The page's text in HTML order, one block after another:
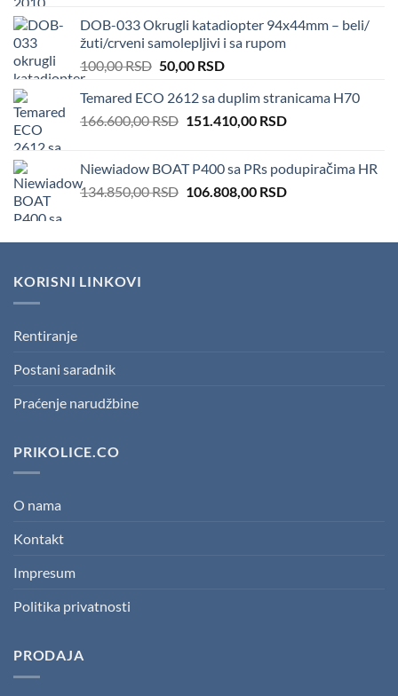
100.000,00 RSD.82.000,00 RSD.
DOB-033 Okrugli katadiopter 94x44mm – beli/
žuti/crveni samolepljivi i sa rupom
100,00RSD Original
was:
100,00 RSD.
50,00 RSDCurrent
is:
50,00 RSD.
Temared ECO 2612 sa duplim stranicama H70
166.600,00RSD Original
166.600,00 RSD.
151.410,00 RSDCurrent
151.410,00 RSD.
Niewiadow BOAT P400 sa PRs podupiračima HR
134.850,00RSD Original
134.850,00 RSD.
106.808,00 RSDCurrent
106.808,00 RSD.
KORISNI LINKOVI
Rentiranje
Postani saradnik
Praćenje narudžbine
PRIKOLICE.CO
O nama
Kontakt
Impresum
Politika privatnosti
PRODAJA